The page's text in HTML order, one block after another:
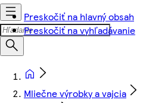
Preskočiť na hlavný obsah
Preskočiť na vyhľadávanie
Mliečne výrobky a vajcia